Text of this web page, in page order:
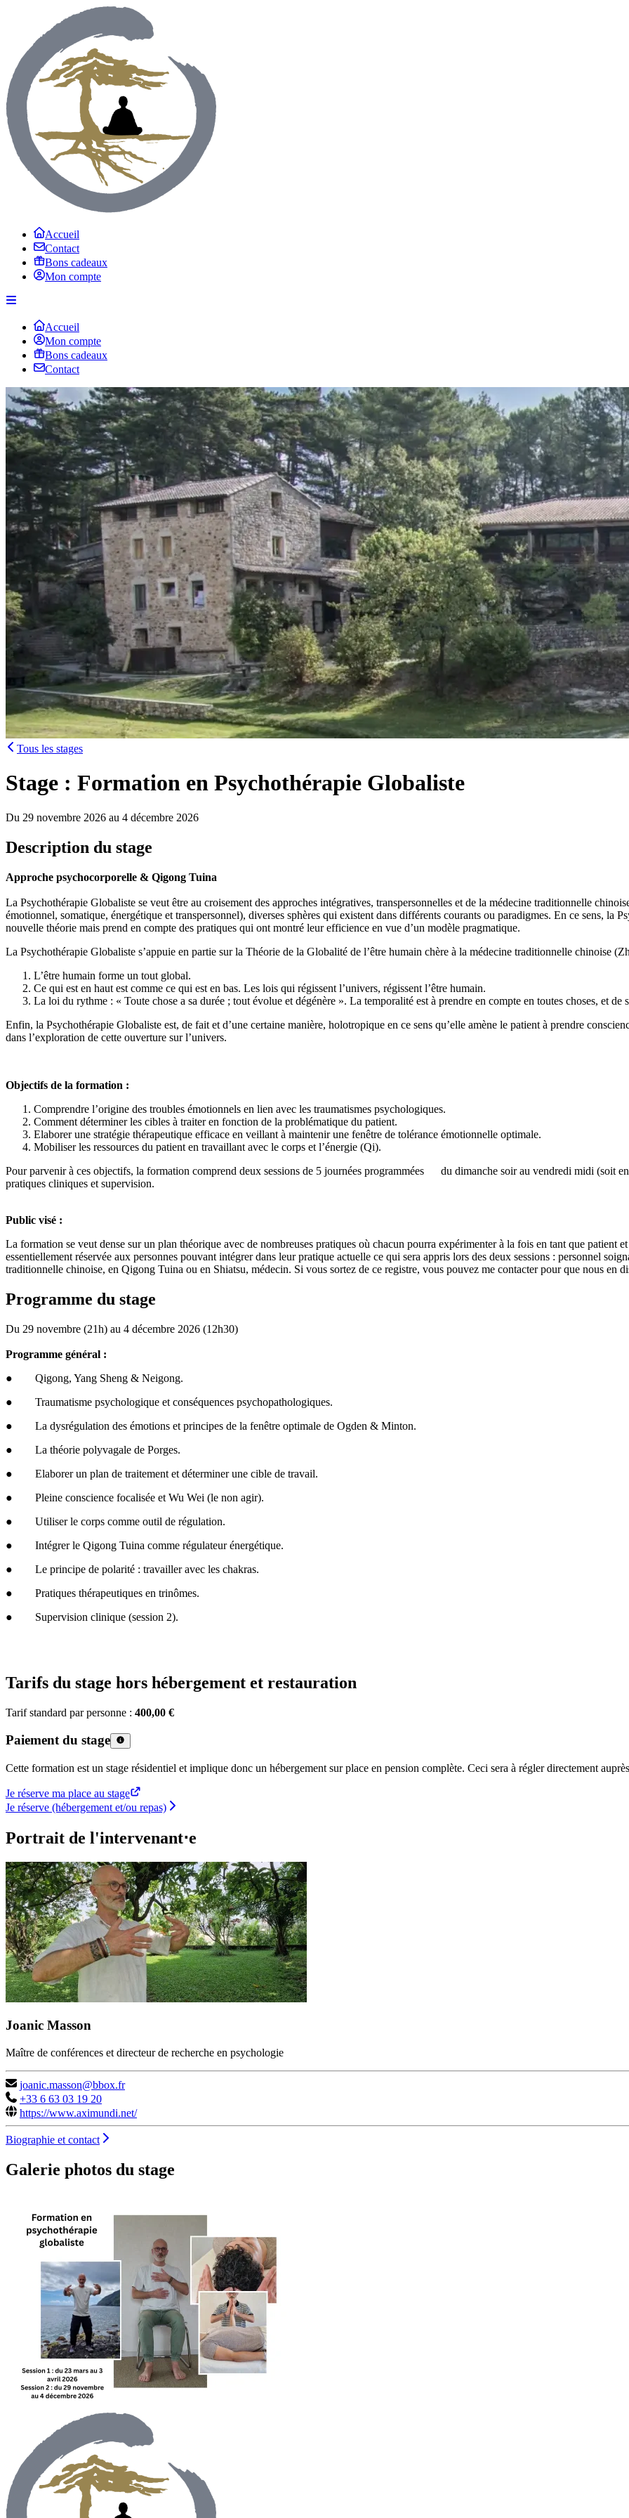
Accueil
Contact
Bons cadeaux
Mon compte
Accueil
Mon compte
Bons cadeaux
Contact
Tous les stages
Stage : Formation en Psychothérapie Globaliste
Du 29 novembre 2026 au 4 décembre 2026
Description du stage
Approche psychocorporelle & Qigong Tuina
La Psychothérapie Globaliste se veut être au croisement des approches intégratives, transpersonnelles et de la médecine traditionnelle
émotionnel, somatique, énergétique et transpersonnel), diverses sphères qui existent dans différents courants ou paradigmes. En ce sens, la
nouvelle théorie mais prend en compte des pratiques qui ont montré leur efficience en vue d’un modèle pragmatique.
La Psychothérapie Globaliste s’appuie en partie sur la Théorie de la Globalité de l’être humain chère à la médecine traditionnelle chinoise
L’être humain forme un tout global.
Ce qui est en haut est comme ce qui est en bas. Les lois qui régissent l’univers, régissent l’être humain.
La loi du rythme : « Toute chose a sa durée ; tout évolue et dégénère ». La temporalité est à prendre en compte en toutes choses, et de
Enfin, la Psychothérapie Globaliste est, de fait et d’une certaine manière, holotropique en ce sens qu’elle amène le patient à prendre
dans l’exploration de cette ouverture sur l’univers.
Objectifs de la formation :
Comprendre l’origine des troubles émotionnels en lien avec les traumatismes psychologiques.
Comment déterminer les cibles à traiter en fonction de la problématique du patient.
Elaborer une stratégie thérapeutique efficace en veillant à maintenir une fenêtre de tolérance émotionnelle optimale.
Mobiliser les ressources du patient en travaillant avec le corps et l’énergie (Qi).
Pour parvenir à ces objectifs, la formation comprend deux sessions de 5 journées programmées du dimanche soir au vendredi midi (soit
pratiques cliniques et supervision.
Public visé :
La formation se veut dense sur un plan théorique avec de nombreuses pratiques où chacun pourra expérimenter à la fois en tant que patient
essentiellement réservée aux personnes pouvant intégrer dans leur pratique actuelle ce qui sera appris lors des deux sessions : personnel
traditionnelle chinoise, en Qigong Tuina ou en Shiatsu, médecin. Si vous sortez de ce registre, vous pouvez me contacter pour que nous en
Programme du stage
Du 29 novembre (21h) au 4 décembre 2026 (12h30)
Programme général :
● Qigong, Yang Sheng & Neigong.
● Traumatisme psychologique et conséquences psychopathologiques.
● La dysrégulation des émotions et principes de la fenêtre optimale de Ogden & Minton.
● La théorie polyvagale de Porges.
● Elaborer un plan de traitement et déterminer une cible de travail.
● Pleine conscience focalisée et Wu Wei (le non agir).
● Utiliser le corps comme outil de régulation.
● Intégrer le Qigong Tuina comme régulateur énergétique.
● Le principe de polarité : travailler avec les chakras.
● Pratiques thérapeutiques en trinômes.
● Supervision clinique (session 2).
Tarifs du stage hors hébergement et restauration
Tarif standard par personne : 400,00 €
Paiement du stage
Cette formation est un stage résidentiel et implique donc un hébergement sur place en pension complète. Ceci sera à régler directement
Je réserve ma place au stage
Je réserve (hébergement et/ou repas)
Portrait de l'intervenant⋅e
Joanic Masson
Maître de conférences et directeur de recherche en psychologie
joanic.masson@bbox.fr
+33 6 63 03 19 20
https://www.aximundi.net/
Biographie et contact
Galerie photos du stage